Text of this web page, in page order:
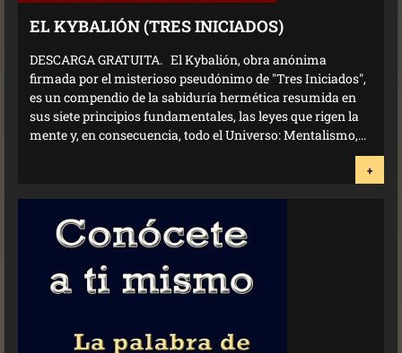
EL KYBALIÓN (TRES INICIADOS)
DESCARGA GRATUITA. El Kybalión, obra anónima
firmada por el misterioso pseudónimo de "Tres Iniciados",
es un compendio de la sabiduría hermética resumida en
sus siete principios fundamentales, las leyes que rigen la
mente y, en consecuencia, todo el Universo: Mentalismo,...
+